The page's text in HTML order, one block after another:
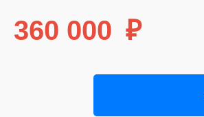
360 000 ₽